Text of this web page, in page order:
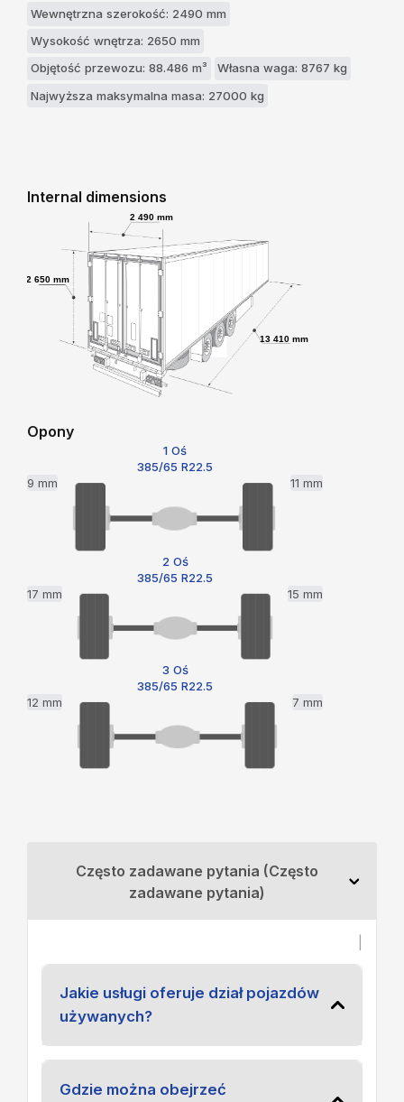
Wewnętrzna szerokość: 2490 mm
Wysokość wnętrza: 2650 mm
Objętość przewozu: 88.486 m³
Własna waga: 8767 kg
Najwyższa maksymalna masa: 27000 kg
Internal dimensions
2 490 mm
2 650 mm
13 410 mm
Opony
1 Oś
385/65 R22.5
9 mm
11 mm
2 Oś
385/65 R22.5
17 mm
15 mm
3 Oś
385/65 R22.5
12 mm
7 mm
Często zadawane pytania (Często
zadawane pytania)
Jakie usługi oferuje dział pojazdów
używanych?
Gdzie można obejrzeć